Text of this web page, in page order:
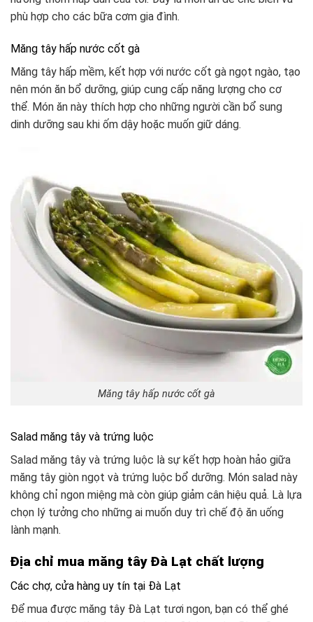
phù hợp cho các bữa cơm gia đình.
Măng tây hấp nước cốt gà
Măng tây hấp mềm, kết hợp với nước cốt gà ngọt ngào, tạo
nên món ăn bổ dưỡng, giúp cung cấp năng lượng cho cơ
thể. Món ăn này thích hợp cho những người cần bổ sung
dinh dưỡng sau khi ốm dậy hoặc muốn giữ dáng.
Măng tây hấp nước cốt gà
Salad măng tây và trứng luộc
Salad măng tây và trứng luộc là sự kết hợp hoàn hảo giữa
măng tây giòn ngọt và trứng luộc bổ dưỡng. Món salad này
không chỉ ngon miệng mà còn giúp giảm cân hiệu quả. Là lựa
chọn lý tưởng cho những ai muốn duy trì chế độ ăn uống
lành mạnh.
Địa chỉ mua măng tây Đà Lạt chất lượng
Các chợ, cửa hàng uy tín tại Đà Lạt
Để mua được măng tây Đà Lạt tươi ngon, bạn có thể ghé